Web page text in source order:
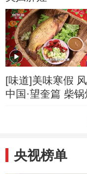
[味道]美味寒假
中国·望奎篇 柴锅
央视榜单